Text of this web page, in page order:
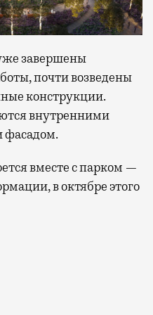
завершены
почти возведены
конструкции.
внутренними
фасадом.
вместе с парком —
в октябре этого
Как известно, на